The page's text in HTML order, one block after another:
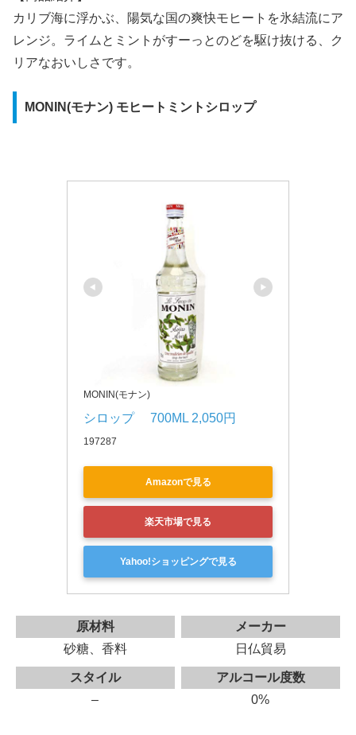
カリブ海に浮かぶ、陽気な国の爽快モヒートを氷結流にア
レンジ。ライムとミントがすーっとのどを駆け抜ける、ク
リアなおいしさです。
MONIN(モナン) モヒートミントシロップ
MONIN(モナン)
シロップ　 700ML 2,050円
197287
Amazonで見る
楽天市場で見る
Yahoo!ショッピングで見る
原材料
砂糖、香料
メーカー
日仏貿易
スタイル
–
アルコール度数
0%